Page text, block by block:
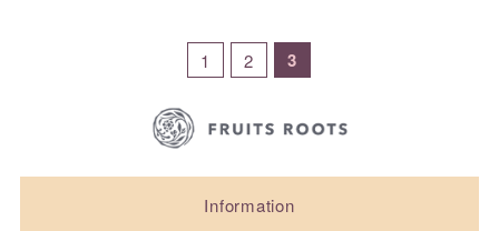
1 2 3
Information